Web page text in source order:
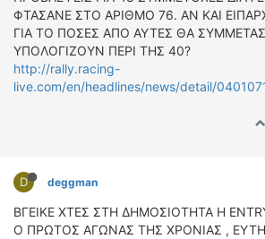
ΦΤΑΣΑΝΕ ΣΤΟ ΑΡΙΘΜΟ 76. ΑΝ ΚΑΙ
ΓΙΑ ΤΟ ΠΟΣΕΣ ΑΠΟ ΑΥΤΕΣ ΘΑ
ΥΠΟΛΟΓΙΖΟΥΝ ΠΕΡΙ ΤΗΣ 40?
http://rally.racing-
live.com/en/headlines/news/detail/
D deggman
ΒΓΕΙΚΕ ΧΤΕΣ ΣΤΗ ΔΗΜΟΣΙΟΤΗΤΑ Η
Ο ΠΡΩΤΟΣ ΑΓΩΝΑΣ ΤΗΣ ΧΡΟΝΙΑΣ ,
FORMULA 1
WRC
ΔΙΕΘΝΕΙΣ ΑΓΩΝΕΣ
ΕΛΛΗΝΙΚΟΙ ΑΓΩΝΕΣ
ΜΟΝΤΕΛΑ
ΚΑΤΑΣΚΕΥΑΣΤΕΣ
ΠΡΟΣΩΠΙΚΟΤΗΤΕΣ